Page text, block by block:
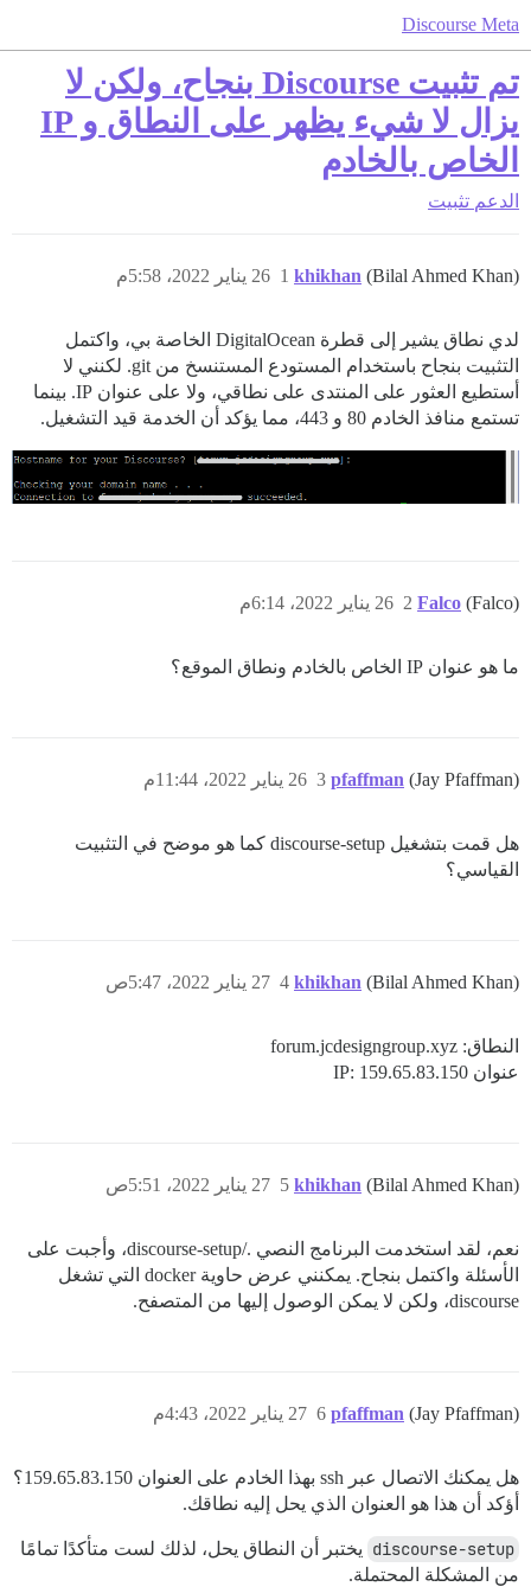
Discourse Meta
تم تثبيت Discourse بنجاح، ولكن لا
يزال لا شيء يظهر على النطاق و IP
الخاص بالخادم
الدعم تثبيت
khikhan (Bilal Ahmed Khan) 26 يناير 2022، 5:58م 1
لدي نطاق يشير إلى قطرة DigitalOcean الخاصة بي، واكتمل
التثبيت بنجاح باستخدام المستودع المستنسخ من git. لكنني لا
أستطيع العثور على المنتدى على نطاقي، ولا على عنوان IP. بينما
تستمع منافذ الخادم 80 و 443، مما يؤكد أن الخدمة قيد التشغيل.
Falco (Falco) 26 يناير 2022، 6:14م 2
ما هو عنوان IP الخاص بالخادم ونطاق الموقع؟
pfaffman (Jay Pfaffman) 26 يناير 2022، 11:44م 3
هل قمت بتشغيل discourse-setup كما هو موضح في التثبيت
القياسي؟
khikhan (Bilal Ahmed Khan) 27 يناير 2022، 5:47ص 4
النطاق: forum.jcdesigngroup.xyz
عنوان IP: 159.65.83.150
khikhan (Bilal Ahmed Khan) 27 يناير 2022، 5:51ص 5
نعم، لقد استخدمت البرنامج النصي ./discourse-setup، وأجبت على
الأسئلة واكتمل بنجاح. يمكنني عرض حاوية docker التي تشغل
discourse، ولكن لا يمكن الوصول إليها من المتصفح.
pfaffman (Jay Pfaffman) 27 يناير 2022، 4:43م 6
هل يمكنك الاتصال عبر ssh بهذا الخادم على العنوان 159.65.83.150؟
أؤكد أن هذا هو العنوان الذي يحل إليه نطاقك.
discourse-setup يختبر أن النطاق يحل، لذلك لست متأكدًا تمامًا
من المشكلة المحتملة.